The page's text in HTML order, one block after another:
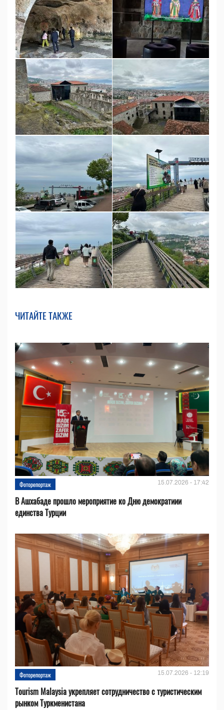
ЧИТАЙТЕ ТАКЖЕ
Фоторепортаж 15.07.2026 - 17:42
В Ашхабаде прошло мероприятие ко Дню демократиии
единства Турции
Фоторепортаж 15.07.2026 - 12:19
Tourism Malaysia укрепляет сотрудничество с туристическим
рынком Туркменистана